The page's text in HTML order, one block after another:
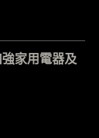
家用電器及